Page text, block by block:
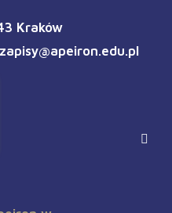
Kraków
zapisy@apeiron.edu.pl